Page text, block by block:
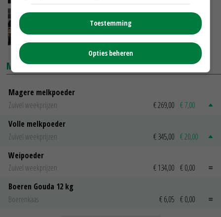
'De slag om de melk' is in het voordeel van
MARKTPRIJZEN
Magere melkpoeder
Zuivel weekprijzen
€ 269,00 € 7,00
Volle melkpoeder
Zuivel weekprijzen
€ 345,00 € 20,00
Weipoeder
Zuivel weekprijzen
€ 134,00 € 0,00
Boeren Gouda 12 kg
Boerenkaas
€ 6,05 € 0,00
Toestemming
Opties beheren